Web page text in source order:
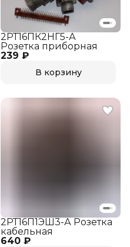
239 ₽
2РТ16ПК2НГ5-А
Розетка приборная
В корзину
640 ₽
2РТ16П1ЭШ3-А Розетка
кабельная